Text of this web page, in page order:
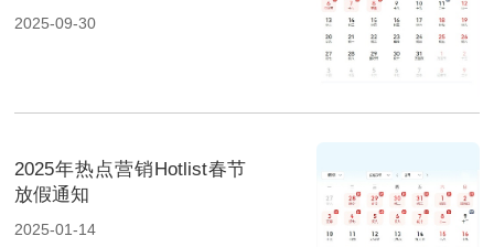
2025-09-30
2025年热点营销Hotlist春节
放假通知
2025-01-14